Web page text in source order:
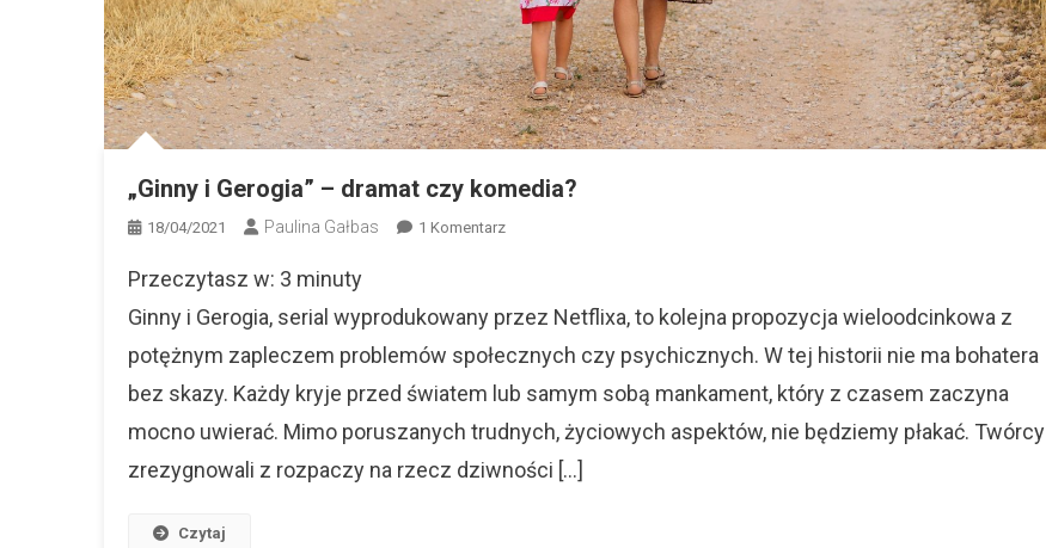
„Ginny i Gerogia” – dramat czy komedia?
18/04/2021 Paulina Gałbas 1 KomentarzDo
Gerogia”
Dramat
Czy
Przeczytasz w: 3 minuty
Ginny i Gerogia, serial wyprodukowany przez Netflixa, to kolejna propozycja wieloodcinkowa z
potężnym zapleczem problemów społecznych czy psychicznych. W tej historii nie ma bohatera
bez skazy. Każdy kryje przed światem lub samym sobą mankament, który z czasem zaczyna
mocno uwierać. Mimo poruszanych trudnych, życiowych aspektów, nie będziemy płakać. Twórcy
zrezygnowali z rozpaczy na rzecz dziwności […]
Czytaj